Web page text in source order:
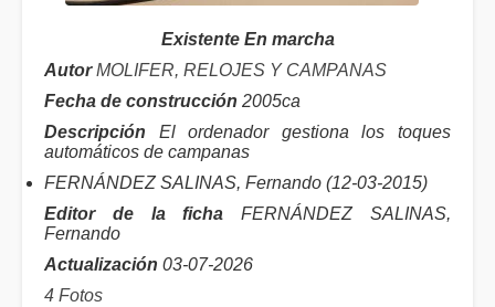
Existente En marcha
Autor MOLIFER, RELOJES Y CAMPANAS
Fecha de construcción 2005ca
Descripción El ordenador gestiona los toques
automáticos de campanas
FERNÁNDEZ SALINAS, Fernando (12-03-2015)
Editor de la ficha FERNÁNDEZ SALINAS,
Fernando
Actualización 03-07-2026
4 Fotos